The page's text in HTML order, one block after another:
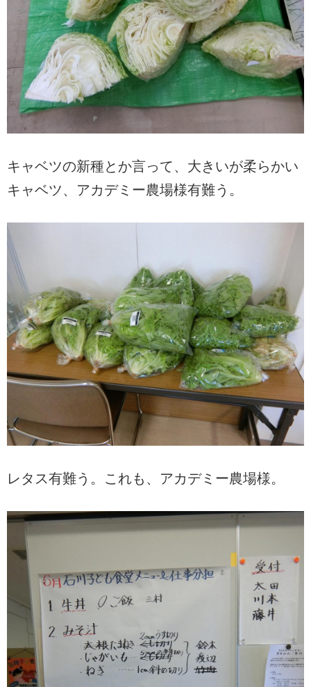
キャベツの新種とか言って、大きいが柔らかい
キャベツ、アカデミー農場様有難う。
レタス有難う。これも、アカデミー農場様。